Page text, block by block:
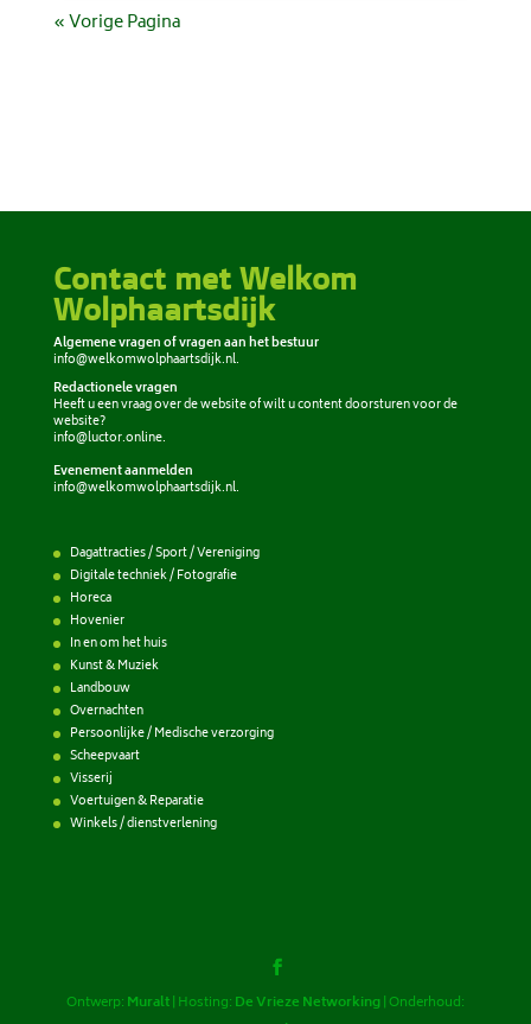
« Vorige Pagina
Contact met Welkom
Wolphaartsdijk
Algemene vragen of vragen aan het bestuur
info@welkomwolphaartsdijk.nl.
Redactionele vragen
Heeft u een vraag over de website of wilt u content doorsturen voor de
website?
info@luctor.online.
Evenement aanmelden
info@welkomwolphaartsdijk.nl.
Dagattracties / Sport / Vereniging
Digitale techniek / Fotografie
Horeca
Hovenier
In en om het huis
Kunst & Muziek
Landbouw
Overnachten
Persoonlijke / Medische verzorging
Scheepvaart
Visserij
Voertuigen & Reparatie
Winkels / dienstverlening
Ontwerp: Muralt| Hosting: De Vrieze Networking| Onderhoud: